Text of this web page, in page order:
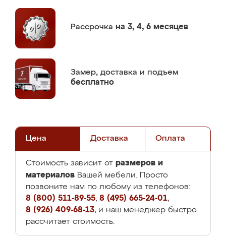
Рассрочка на 3, 4, 6 месяцев
Замер, доставка и подъем
бесплатно
Цена Доставка Оплата
Стоимость зависит от размеров и
материалов Вашей мебели. Просто
позвоните нам по любому из телефонов:
8 (800) 511-89-55, 8 (495) 665-24-01,
8 (926) 409-68-13, и наш менеджер быстро
рассчитает стоимость.